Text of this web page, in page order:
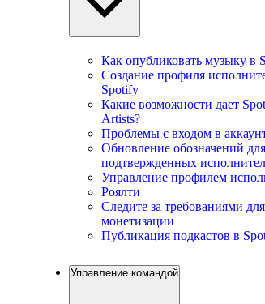
Как опубликовать музыку в
Создание профиля
Spotify
Какие возможности дает
Artists?
Проблемы с входом в
Обновление обозначений для
подтвержденных
Управление профилем
Роялти
Следите за требованиями для
монетизации
Публикация подкастов в
Управление командой